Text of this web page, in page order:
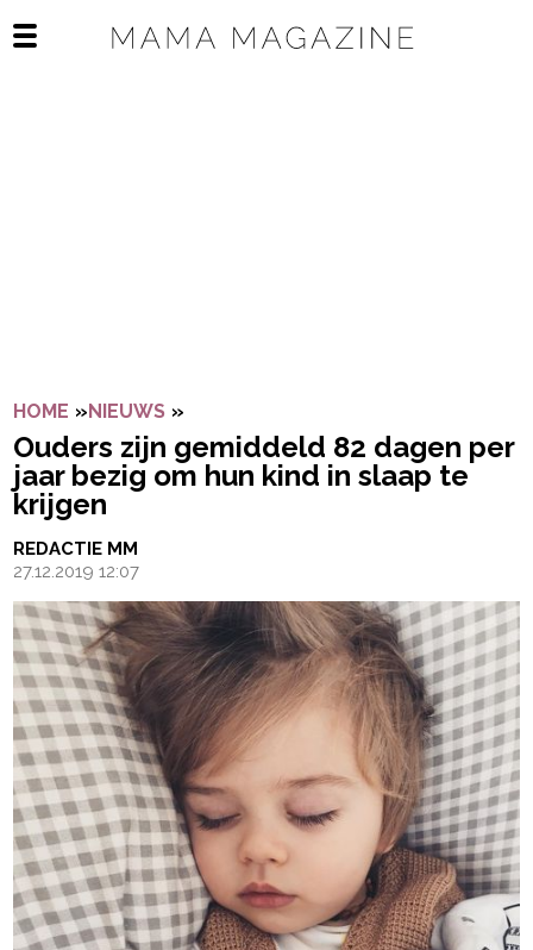
Open het mobiele menu
HOME »NIEUWS »
Ouders zijn gemiddeld 82 dagen per
jaar bezig om hun kind in slaap te
krijgen
REDACTIE MM
27.12.2019 12:07